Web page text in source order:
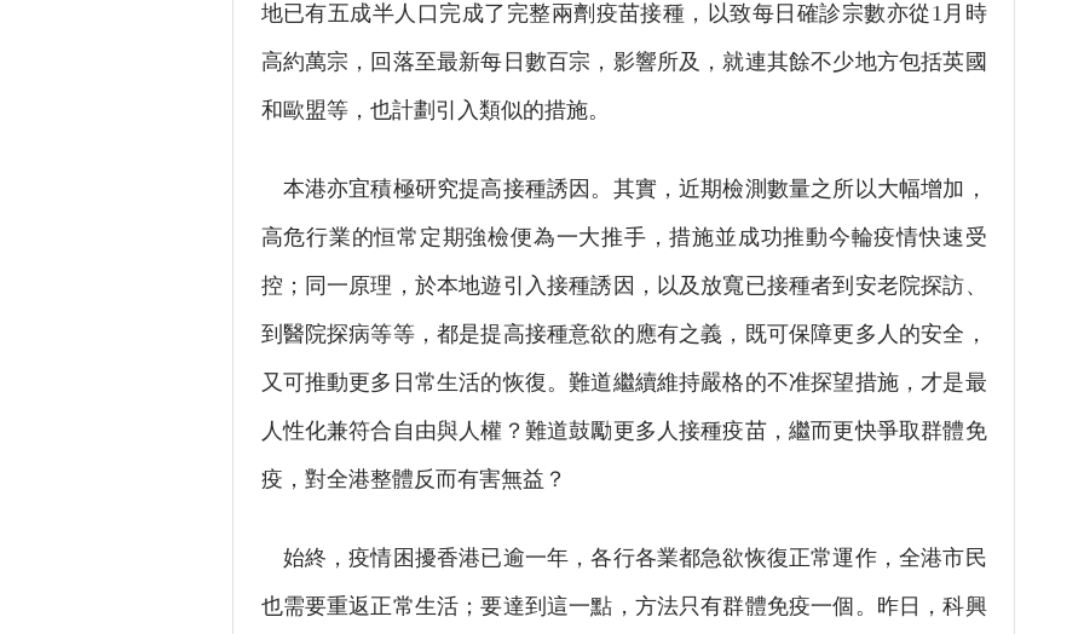
地已有五成半人口完成了完整兩劑疫苗接種，以致每日確診宗數亦從1月時
高約萬宗，回落至最新每日數百宗，影響所及，就連其餘不少地方包括英國
和歐盟等，也計劃引入類似的措施。
本港亦宜積極研究提高接種誘因。其實，近期檢測數量之所以大幅增加，
高危行業的恒常定期強檢便為一大推手，措施並成功推動今輪疫情快速受
控；同一原理，於本地遊引入接種誘因，以及放寬已接種者到安老院探訪、
到醫院探病等等，都是提高接種意欲的應有之義，既可保障更多人的安全，
又可推動更多日常生活的恢復。難道繼續維持嚴格的不准探望措施，才是最
人性化兼符合自由與人權？難道鼓勵更多人接種疫苗，繼而更快爭取群體免
疫，對全港整體反而有害無益？
始終，疫情困擾香港已逾一年，各行各業都急欲恢復正常運作，全港市民
也需要重返正常生活；要達到這一點，方法只有群體免疫一個。昨日，科興